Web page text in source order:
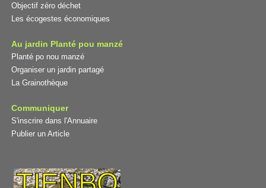
Objectif zéro déchet
Les écogestes économiques
Au jardin Planté pou manzé
Planté po nou manzé
Organiser un jardin partagé
La Grainothèque
Communiquer
S'inscrire dans l'Annuaire
Publier un Article